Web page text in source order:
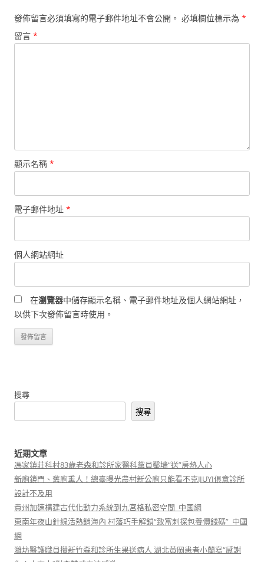
發佈留言必須填寫的電子郵件地址不會公開。 必填欄位標示為 *
留言 *
顯示名稱 *
電子郵件地址 *
個人網站網址
在瀏覽器中儲存顯示名稱、電子郵件地址及個人網站網址，
以供下次發佈留言時使用。
搜尋
搜尋
近期文章
馮家鎮莊科村83歲老森和診所家醫科黨員鑿墻“送”房熱人心
新廁鎖門、舊廁熏人！總臺曝光農村新公廁只能看不克JIUYI俱意診所
設計不及用
貴州加速構建古代化動力系統到九宮格私密空間_中國網
東南年夜山針線活熱銷海內 村落巧手解鎖“致富刺探包養價錢碼”_中國
網
濰坊醫護職員攢新竹森和診所生果送病人 湖北黃岡患者小蘭寫“感謝